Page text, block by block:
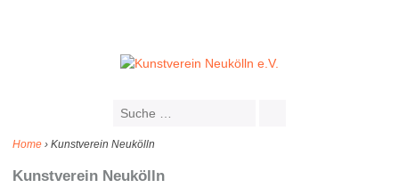
Home › Kunstverein Neukölln
Kunstverein Neukölln